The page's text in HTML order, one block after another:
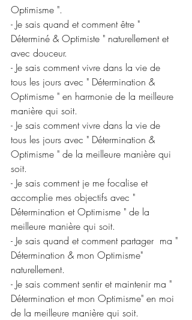
Optimisme ".
- Je sais quand et comment être "
Déterminé & Optimiste " naturellement et
avec douceur.
- Je sais comment vivre dans la vie de
tous les jours avec " Détermination &
Optimisme " en harmonie de la meilleure
manière qui soit.
- Je sais comment vivre dans la vie de
tous les jours avec " Détermination &
Optimisme " de la meilleure manière qui
soit.
- Je sais comment je me focalise et
accomplie mes objectifs avec "
Détermination et Optimisme " de la
meilleure manière qui soit.
- Je sais quand et comment partager  ma "
Détermination & mon Optimisme"
naturellement.
- Je sais comment sentir et maintenir ma "
Détermination et mon Optimisme" en moi
de la meilleure manière qui soit.